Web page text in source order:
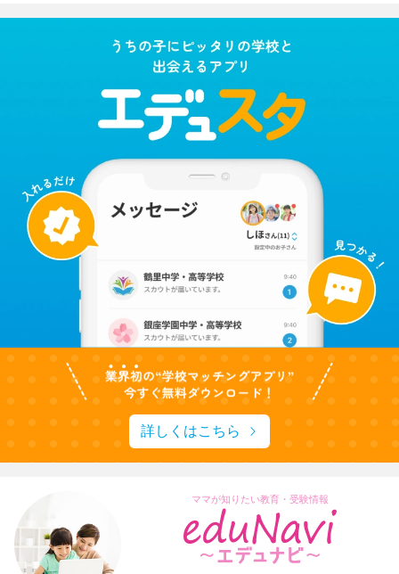
詳しくはこちら
ママが知りたい教育・受験情報